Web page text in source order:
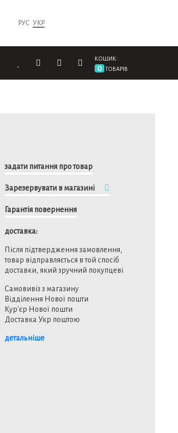
РУС УКР
КОШИК:
0 ТОВАРІВ
задати питання про товар
Зарезервувати в магазині
Гарантія повернення
доставка:
Після підтвердження замовлення,
товар відправляється в той спосіб
доставки, який зручний покупцеві
Самовивіз з магазину
Відділення Нової пошти
Кур'єр Нової пошти
Доставка Укр поштою
детальніше